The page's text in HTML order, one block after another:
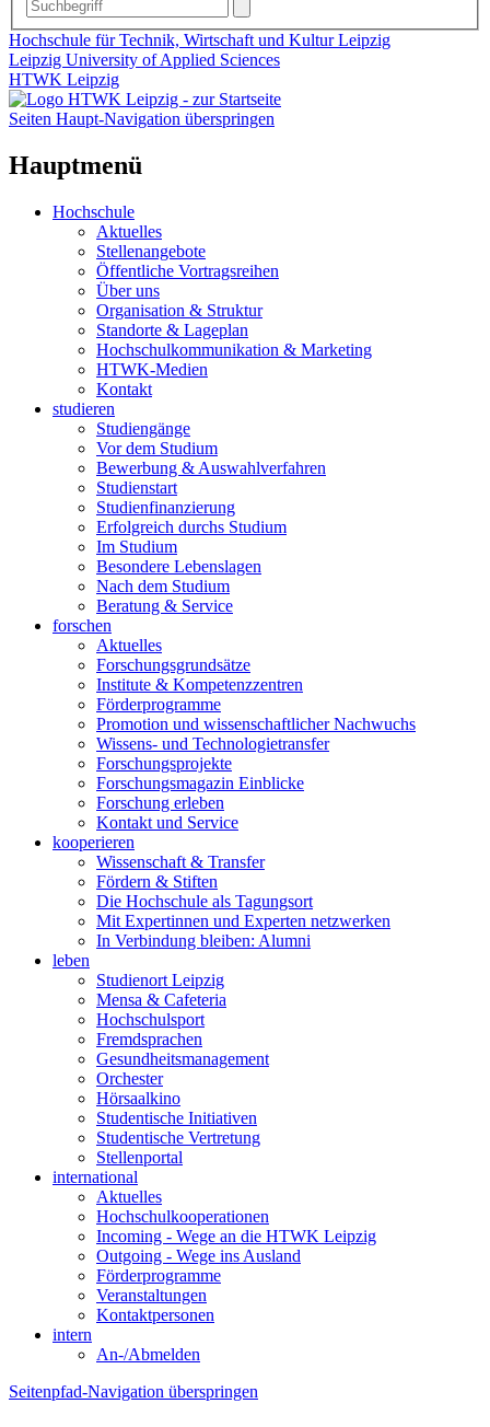
Hochschule für Technik, Wirtschaft und Kultur Leipzig
Leipzig University of Applied Sciences
HTWK Leipzig
Seiten Haupt-Navigation überspringen
Hauptmenü
Hochschule
Aktuelles
Stellenangebote
Öffentliche Vortragsreihen
Über uns
Organisation & Struktur
Standorte & Lageplan
Hochschulkommunikation & Marketing
HTWK-Medien
Kontakt
studieren
Studiengänge
Vor dem Studium
Bewerbung & Auswahlverfahren
Studienstart
Studienfinanzierung
Erfolgreich durchs Studium
Im Studium
Besondere Lebenslagen
Nach dem Studium
Beratung & Service
forschen
Aktuelles
Forschungsgrundsätze
Institute & Kompetenzzentren
Förderprogramme
Promotion und wissenschaftlicher Nachwuchs
Wissens- und Technologietransfer
Forschungsprojekte
Forschungsmagazin Einblicke
Forschung erleben
Kontakt und Service
kooperieren
Wissenschaft & Transfer
Fördern & Stiften
Die Hochschule als Tagungsort
Mit Expertinnen und Experten netzwerken
In Verbindung bleiben: Alumni
leben
Studienort Leipzig
Mensa & Cafeteria
Hochschulsport
Fremdsprachen
Gesundheitsmanagement
Orchester
Hörsaalkino
Studentische Initiativen
Studentische Vertretung
Stellenportal
international
Aktuelles
Hochschulkooperationen
Incoming - Wege an die HTWK Leipzig
Outgoing - Wege ins Ausland
Förderprogramme
Veranstaltungen
Kontaktpersonen
intern
An-/Abmelden
Seitenpfad-Navigation überspringen